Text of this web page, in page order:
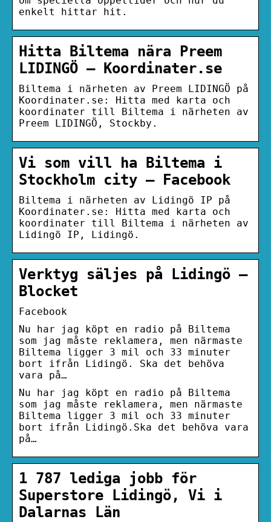
enkelt hittar hit.
Hitta Biltema nära Preem
LIDINGÖ – Koordinater.se
Biltema i närheten av Preem LIDINGÖ på
Koordinater.se: Hitta med karta och
koordinater till Biltema i närheten av
Preem LIDINGÖ, Stockby.
Vi som vill ha Biltema i
Stockholm city – Facebook
Biltema i närheten av Lidingö IP på
Koordinater.se: Hitta med karta och
koordinater till Biltema i närheten av
Lidingö IP, Lidingö.
Verktyg säljes på Lidingö –
Blocket
Facebook
Nu har jag köpt en radio på Biltema
som jag måste reklamera, men närmaste
Biltema ligger 3 mil och 33 minuter
bort ifrån Lidingö. Ska det behöva
vara på…
Nu har jag köpt en radio på Biltema
som jag måste reklamera, men närmaste
Biltema ligger 3 mil och 33 minuter
bort ifrån Lidingö.Ska det behöva vara
på…
1 787 lediga jobb för
Superstore Lidingö, Vi i
Dalarnas Län